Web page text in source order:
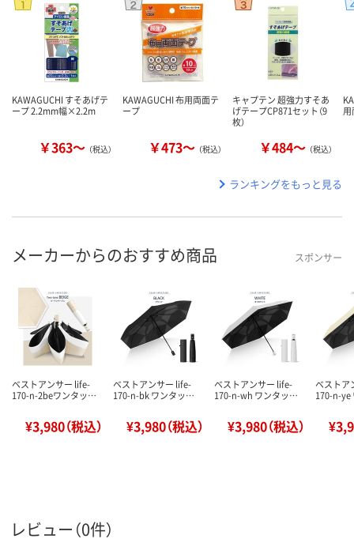
KAWAGUCHI すそあげテ
ープ 2.2mm幅×2.2m
￥363～ （税込）
KAWAGUCHI 布用両面テ
ープ
￥473～ （税込）
キャプテン 超強力すそあ
げテープCP871セット（9
枚）
￥484～ （税込）
ランキングをもっと見る
メーカーからのおすすめ商品 スポンサー
ベストアンサー life-
170-n-2beワンタッ…
¥3,980（税込）
ベストアンサー life-
170-n-bk ワンタッ…
¥3,980（税込）
ベストアンサー life-
170-n-wh ワンタッ…
¥3,980（税込）
ベストア
170-n-
レビュー（0件）